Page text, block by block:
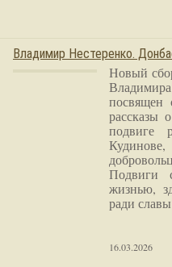
Владимир Нестеренко.
Новый
посвящен
рассказы
подвиге
Подвиги
жизнью,
ради
16.03.2026